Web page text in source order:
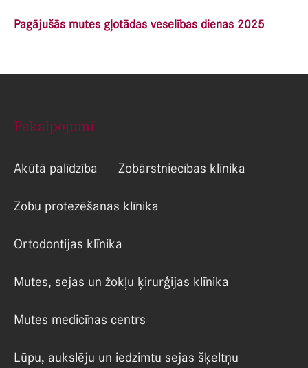
Pagājušās mutes gļotādas veselības dienas 2025
Pakalpojumi
Akūtā palīdzība Zobārstniecības klīnika
Zobu protezēšanas klīnika
Ortodontijas klīnika
Mutes, sejas un žokļu ķirurģijas klīnika
Mutes medicīnas centrs
Lūpu, aukslēju un iedzimtu sejas šķeltņu